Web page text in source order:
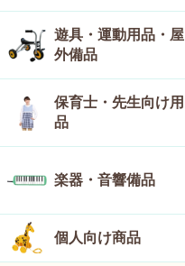
遊具・運動用品・屋
外備品
保育士・先生向け用
品
楽器・音響備品
個人向け商品